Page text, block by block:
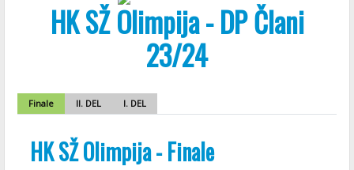
HK SŽ Olimpija - DP Člani
23/24
Finale II. DEL I. DEL
HK SŽ Olimpija - Finale